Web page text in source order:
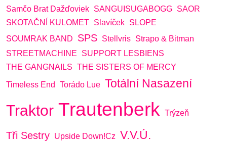
Samčo Brat Dažďoviek SANGUISUGABOGG SAOR
SKOTAČNÍ KULOMET Slavíček SLOPE
SOUMRAK BAND
SPS Stellvris Strapo & Bitman
STREETMACHINE
SUPPORT LESBIENS
THE GANGNAILS THE SISTERS OF MERCY
Timeless End Torádo Lue Totální Nasazení
Traktor Trautenberk Trýzeň
Tři Sestry Upside Down!cz V.V.Ú.